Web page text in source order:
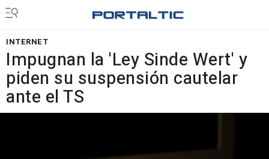
INTERNET
Impugnan la 'Ley Sinde Wert' y
piden su suspensión cautelar
ante el TS